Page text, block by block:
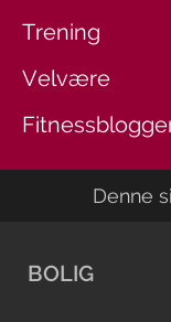
Trening
Velvære
Denne
BOLIG